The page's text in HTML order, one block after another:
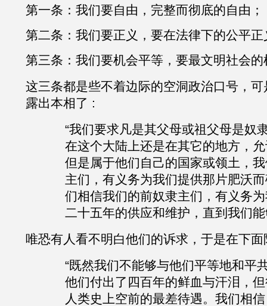
第一条：我们要自由，完整而彻底的自由；
第二条：我们要正义，要在法律下的公平正
第三条：我们要机会平等，要最文明社会
这三条都是些不着边际的空洞政治口号，
露出本相了 :
“我们要求凡是其父母或祖父母是奴
在这个大陆上还是在其它的地方，
但是属于他们自己的国家或领土，
主们，有义务为我们提供那片肥沃
们相信我们的前奴隶主们，有义务
二十五年的供应和维护，直到我们
唯恐有人看不明白他们的诉求，于是在下
“既然我们不能够与他们平等地和平
他们付出了四百年的鲜血与汗泪，
人类史上空前的最差待遇。我们相